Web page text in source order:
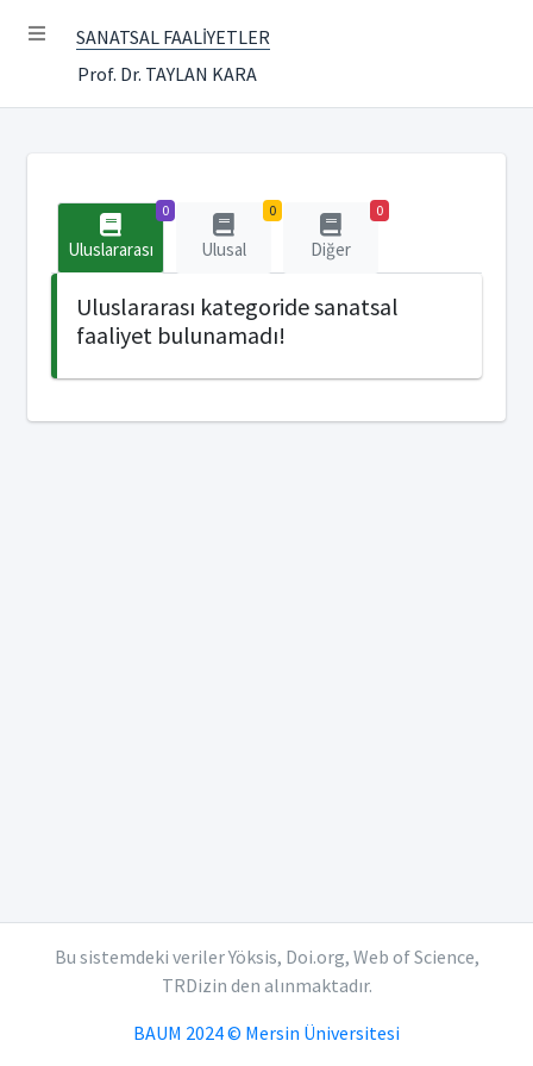
SANATSAL FAALİYETLER
Prof. Dr. TAYLAN KARA
0
Uluslararası
0
Ulusal
0
Diğer
Uluslararası kategoride sanatsal
faaliyet bulunamadı!
Bu sistemdeki veriler Yöksis, Doi.org, Web of Science,
TRDizin den alınmaktadır.
BAUM 2024 © Mersin Üniversitesi